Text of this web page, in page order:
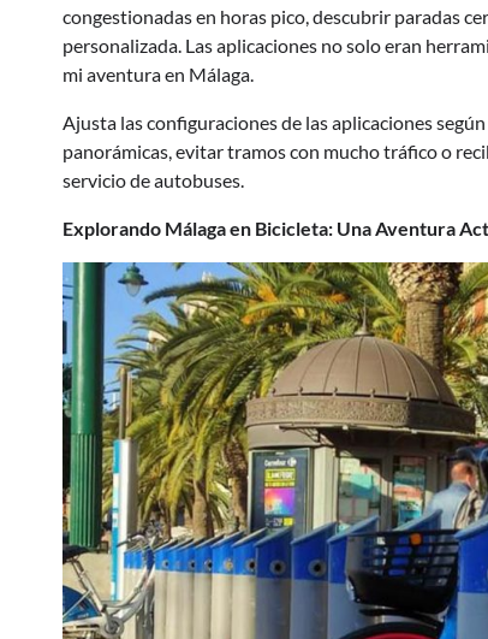
congestionadas en horas pico, descubrir paradas
personalizada. Las aplicaciones no solo eran
mi aventura en Málaga.
Ajusta las configuraciones de las aplicaciones
panorámicas, evitar tramos con mucho tráfico o
servicio de autobuses.
Explorando Málaga en Bicicleta: Una Aventura